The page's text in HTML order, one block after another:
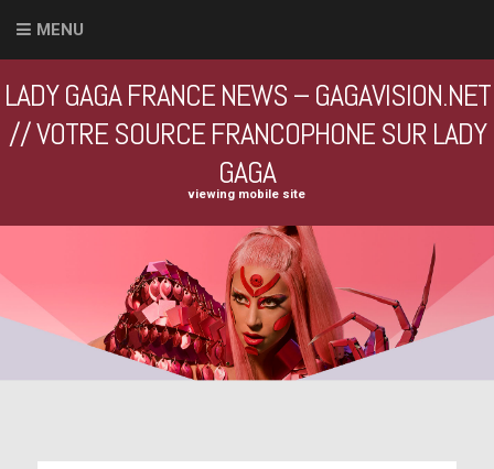
MENU
LADY GAGA FRANCE NEWS – GAGAVISION.NET
// VOTRE SOURCE FRANCOPHONE SUR LADY
GAGA
viewing mobile site